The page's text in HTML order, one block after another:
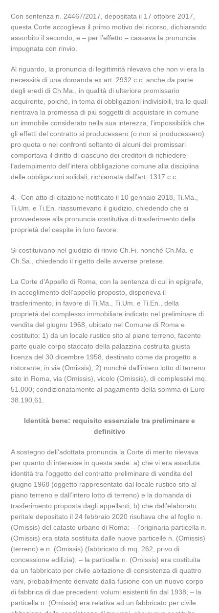
Con sentenza n. 24467/2017, depositata il 17 ottobre 2017,
questa Corte accoglieva il primo motivo del ricorso, dichiarando
assorbito il secondo, e – per l’effetto – cassava la pronuncia
impugnata con rinvio.
Al riguardo, la pronuncia di legittimità rilevava che non vi era la
necessità di una domanda ex art. 2932 c.c. anche da parte
degli eredi di Ch.Ma., in qualità di ulteriore promissario
acquirente, poiché, in tema di obbligazioni indivisibili, tra le quali
rientrava la promessa di più soggetti di acquistare in comune
un immobile considerato nella sua interezza, l’impossibilità che
gli effetti del contratto si producessero (o non si producessero)
pro quota o nei confronti soltanto di alcuni dei promissari
comportava il diritto di ciascuno dei creditori di richiedere
l’adempimento dell’intera obbligazione comune alla disciplina
delle obbligazioni solidali, richiamata dall’art. 1317 c.c.
4.- Con atto di citazione notificato il 10 gennaio 2018, Ti.Ma.,
Ti.Um. e Ti.En. riassumevano il giudizio, chiedendo che si
provvedesse alla pronuncia costitutiva di trasferimento della
proprietà del cespite in loro favore.
Si costituivano nel giudizio di rinvio Ch.Fi. nonché Ch.Ma. e
Ch.Sa., chiedendo il rigetto delle avverse pretese.
La Corte d’Appello di Roma, con la sentenza di cui in epigrafe,
in accoglimento dell’appello proposto, disponeva il
trasferimento, in favore di Ti.Ma., Ti.Um. e Ti.En., della
proprietà del complesso immobiliare indicato nel preliminare di
vendita del giugno 1968, ubicato nel Comune di Roma e
costituito: 1) da un locale rustico sito al piano terreno, facente
parte quale corpo staccato della palazzina costruita giusta
licenza del 30 dicembre 1958, destinato come da progetto a
ristorante, in via (Omissis); 2) nonché dall’intero lotto di terreno
sito in Roma, via (Omissis), vicolo (Omissis), di complessivi mq.
51.000; condizionatamente al pagamento della somma di Euro
38.190,61.
Identità bene: requisito essenziale tra preliminare e
definitivo
A sostegno dell’adottata pronuncia la Corte di merito rilevava
per quanto di interesse in questa sede: a) che vi era assoluta
identità tra l’oggetto del contratto preliminare di vendita del
giugno 1968 (oggetto rappresentato dal locale rustico sito al
piano terreno e dall’intero lotto di terreno) e la domanda di
trasferimento proposta dagli appellanti; b) che dall’elaborato
peritale depositato il 24 febbraio 2020 risultava che al foglio n.
(Omissis) del catasto urbano di Roma: – l’originaria particella n.
(Omissis) era stata sostituita dalle nuove particelle n. (Omissis)
(terreno) e n. (Omissis) (fabbricato di mq. 262, privo di
concessione edilizia); – la particella n. (Omissis) era costituita
da un fabbricato per civile abitazione di consistenza di quattro
vani, probabilmente derivato dalla fusione con un nuovo corpo
di fabbrica di due precedenti volumi esistenti fin dal 1938; – la
particella n. (Omissis) era relativa ad un fabbricato per civile